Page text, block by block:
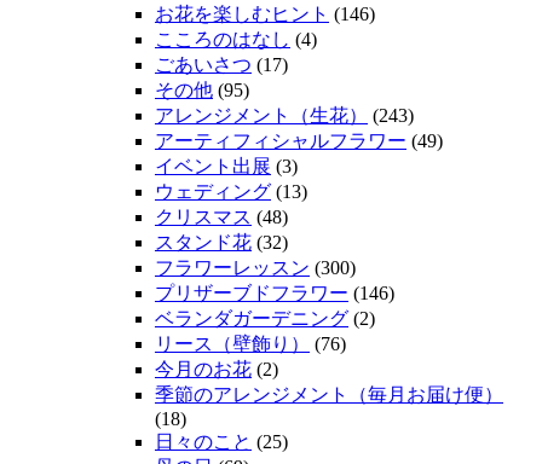
お花を楽しむヒント (146)
こころのはなし (4)
ごあいさつ (17)
その他 (95)
アレンジメント（生花）
(243)
アーティフィシャルフラワー (49)
イベント出展 (3)
ウェディング (13)
クリスマス (48)
スタンド花 (32)
フラワーレッスン (300)
プリザーブドフラワー (146)
ベランダガーデニング (2)
リース（壁飾り）
(76)
今月のお花 (2)
季節のアレンジメント（毎月お届け便）
(18)
日々のこと (25)